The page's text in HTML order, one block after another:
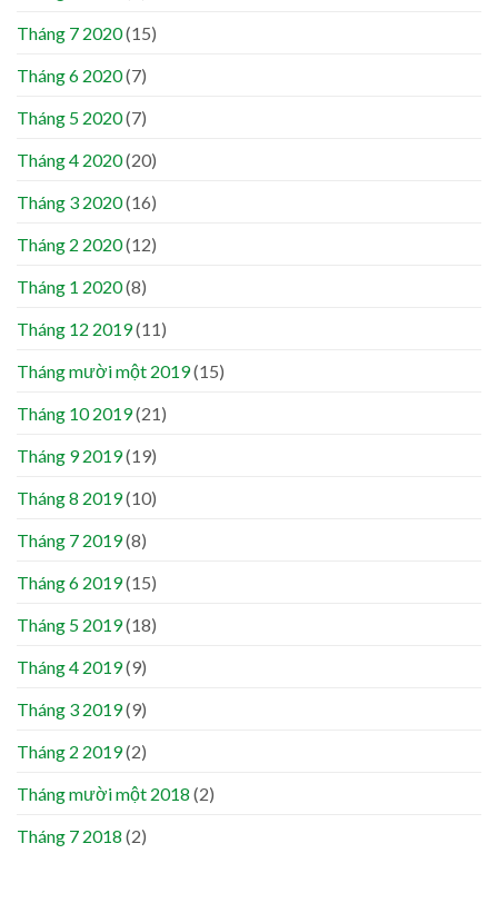
Tháng 7 2020(15)
Tháng 6 2020(7)
Tháng 5 2020(7)
Tháng 4 2020(20)
Tháng 3 2020(16)
Tháng 2 2020(12)
Tháng 1 2020(8)
Tháng 12 2019(11)
Tháng mười một 2019(15)
Tháng 10 2019(21)
Tháng 9 2019(19)
Tháng 8 2019(10)
Tháng 7 2019(8)
Tháng 6 2019(15)
Tháng 5 2019(18)
Tháng 4 2019(9)
Tháng 3 2019(9)
Tháng 2 2019(2)
Tháng mười một 2018 (2)
Tháng 7 2018 (2)